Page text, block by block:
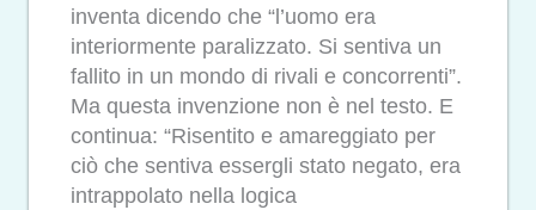
inventa dicendo che “l’uomo era
interiormente paralizzato. Si sentiva un
fallito in un mondo di rivali e concorrenti”.
Ma questa invenzione non è nel testo. E
continua: “Risentito e amareggiato per
ciò che sentiva essergli stato negato, era
intrappolato nella logica